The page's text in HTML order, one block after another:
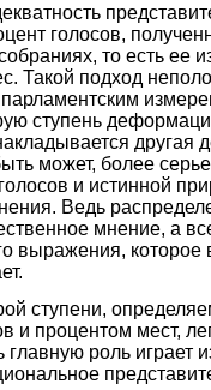
голосов,
то есть ее
Такой подход
ступень
другая
может, более
и истинной
Ведь
мнение, а
выражения, которое
ступени,
и процентом мест,
роль играет